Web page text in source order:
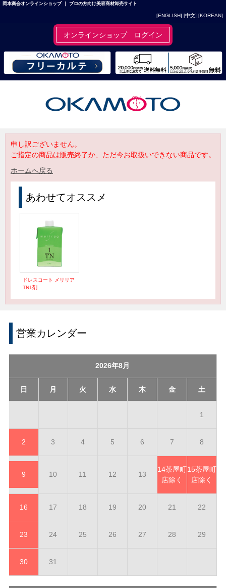
岡本商会オンラインショップ ｜ プロの方向け美容商材卸売サイト
[ENGLISH] [中文] [KOREAN]
オンラインショップ ログイン
申し訳ございません。
ご指定の商品は販売終了か、ただ今お取扱いできない商品です。
ホームへ戻る
あわせてオススメ
ドレスコート メリリア
TN1剤
営業カレンダー
2026年8月
日 月 火 水 木 金 土
1
2 3 4 5 6 7 8
9 10 11 12 13
14茶屋町
店除く
15茶屋町
店除く
16 17 18 19 20 21 22
23 24 25 26 27 28 29
30 31